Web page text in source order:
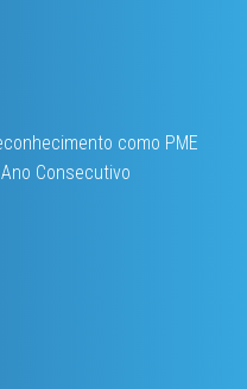
como PME
Consecutivo